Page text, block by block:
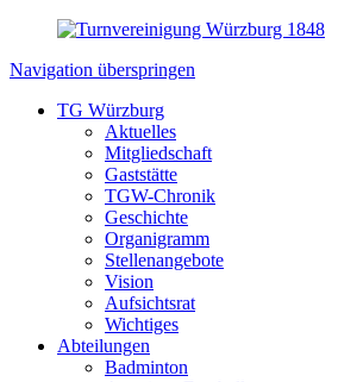
Navigation überspringen
TG Würzburg
Aktuelles
Mitgliedschaft
Gaststätte
TGW-Chronik
Geschichte
Organigramm
Stellenangebote
Vision
Aufsichtsrat
Wichtiges
Abteilungen
Badminton